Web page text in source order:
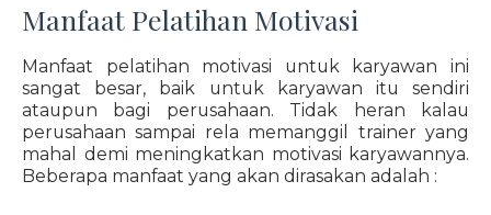
Manfaat Pelatihan Motivasi
Manfaat pelatihan motivasi untuk karyawan ini
sangat besar, baik untuk karyawan itu sendiri
ataupun bagi perusahaan. Tidak heran kalau
perusahaan sampai rela memanggil trainer yang
mahal demi meningkatkan motivasi karyawannya.
Beberapa manfaat yang akan dirasakan adalah :